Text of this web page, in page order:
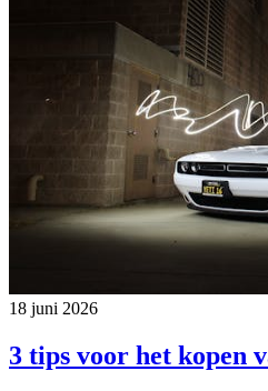
18 juni 2026
3 tips voor het kopen